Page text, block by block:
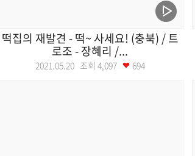
떡집의 재발견 - 떡~ 사세요! (충북) / 트
로조 - 장혜리 /...
2021.05.20 조회 4,097 694